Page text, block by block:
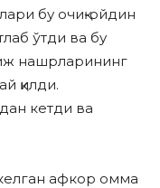
бу очиқ-ойдин
ўтди ва бу
нашрларининг
қилди.
кетди ва
афкор омма